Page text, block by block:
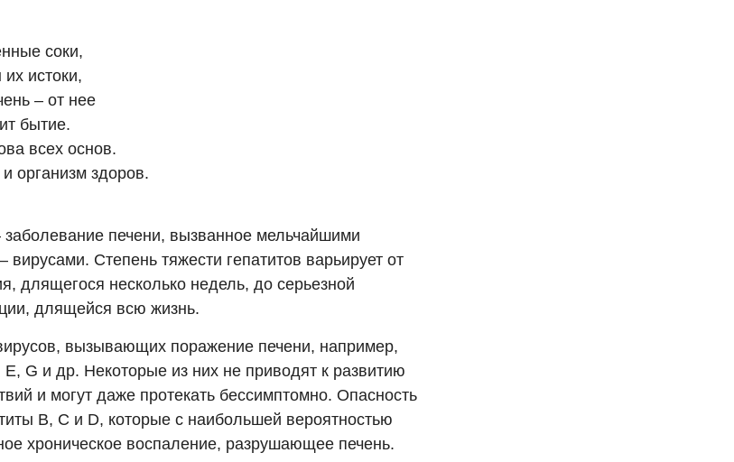
соки,
истоки,
– от нее
бытие.
всех основ.
организм здоров.
заболевание печени, вызванное мельчайшими
вирусами. Степень тяжести гепатитов варьирует от
длящегося несколько недель, до серьезной
длящейся всю жизнь.
вызывающих поражение печени, например,
G и др. Некоторые из них не приводят к развитию
и могут даже протекать бессимптомно. Опасность
В, С и D, которые с наибольшей вероятностью
хроническое воспаление, разрушающее печень.